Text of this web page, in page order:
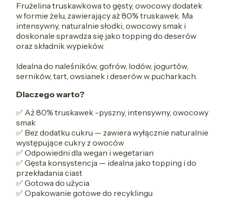
Frużelina truskawkowa to gęsty, owocowy dodatek
w formie żelu, zawierający aż 80% truskawek. Ma
intensywny, naturalnie słodki, owocowy smak i
doskonale sprawdza się jako topping do deserów
oraz składnik wypieków.
Idealna do naleśników, gofrów, lodów, jogurtów,
serników, tart, owsianek i deserów w pucharkach.
Dlaczego warto?
✅ Aż 80% truskawek -pyszny, intensywny, owocowy
smak
✅ Bez dodatku cukru — zawiera wyłącznie naturalnie
występujące cukry z owoców
✅ Odpowiedni dla wegan i wegetarian
✅ Gęsta konsystencja — idealna jako topping i do
przekładania ciast
✅ Gotowa do użycia
✅ Opakowanie gotowe do recyklingu